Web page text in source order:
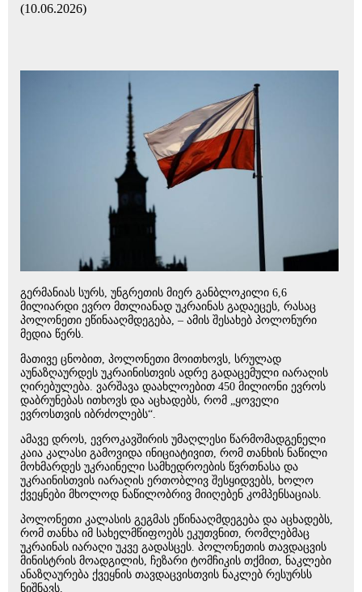
(10.06.2026)
გერმანიას სურს, უნგრეთის მიერ განბლოკილი 6,6
მილიარდი ევრო მთლიანად უკრაინას გადაეცეს, რასაც
პოლონეთი ეწინააღმდეგება, – ამის შესახებ პოლონური
მედია წერს.
მათივე ცნობით, პოლონეთი მოითხოვს, სრულად
აუნაზღაურდეს უკრაინისთვის ადრე გადაცემული იარაღის
ღირებულება. ვარშავა დაახლოებით 450 მილიონი ევროს
დაბრუნებას ითხოვს და აცხადებს, რომ „ყოველი
ევროსთვის იბრძოლებს“.
ამავე დროს, ევროკავშირის უმაღლესი წარმომადგენელი
კაია კალასი გამოვიდა ინიციატივით, რომ თანხის ნაწილი
მოხმარდეს უკრაინელი სამხედროების წვრთნასა და
უკრაინისთვის იარაღის ერთობლივ შესყიდვებს, ხოლო
ქვეყნები მხოლოდ ნაწილობრივ მიიღებენ კომპენსაციას.
პოლონეთი კალასის გეგმას ეწინააღმდეგება და აცხადებს,
რომ თანხა იმ სახელმწიფოებს ეკუთვნით, რომლებმაც
უკრაინას იარაღი უკვე გადასცეს. პოლონეთის თავდაცვის
მინისტრის მოადგილის, ჩეზარი ტომჩიკის ​თქმით, ნაკლები
ანაზღაურება ქვეყნის თავდაცვისთვის ნაკლებ რესურსს
ნიშნავს.